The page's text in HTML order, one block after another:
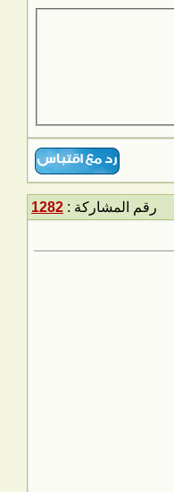
رقم المشاركة : 1282